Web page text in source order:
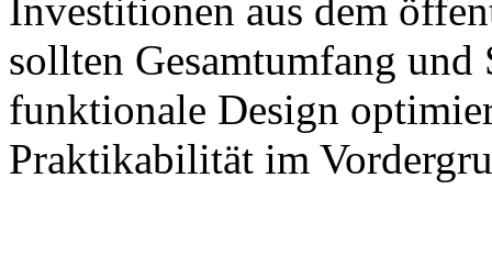
Investitionen aus dem
sollten Gesamtumfang
funktionale Design
Praktikabilität im